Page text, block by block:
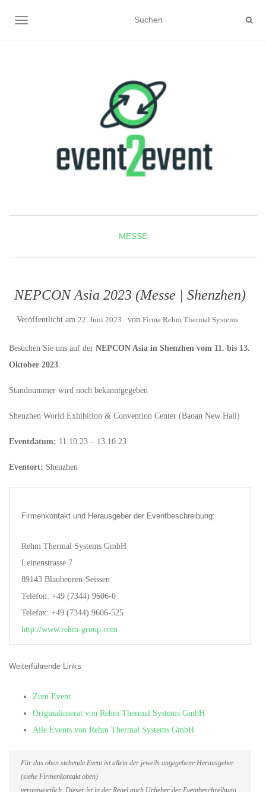
NAVIGATION UMSCHALTEN
MESSE
NEPCON Asia 2023 (Messe | Shenzhen)
Veröffentlicht am 22. Juni 2023 von Firma Rehm Thermal Systems
Besuchen Sie uns auf der NEPCON Asia in Shenzhen vom 11. bis 13.
Oktober 2023.
Standnummer wird noch bekanntgegeben
Shenzhen World Exhibition & Convention Center (Baoan New Hall)
Eventdatum: 11.10.23 – 13.10.23
Eventort: Shenzhen
Firmenkontakt und Herausgeber der Eventbeschreibung:
Rehm Thermal Systems GmbH
Leinenstrasse 7
89143 Blaubeuren-Seissen
Telefon: +49 (7344) 9606-0
Telefax: +49 (7344) 9606-525
http://www.rehm-group.com
Weiterführende Links
Zum Event
Originalinserat von Rehm Thermal Systems GmbH
Alle Events von Rehm Thermal Systems GmbH
Für das oben stehende Event ist allein der jeweils angegebene Herausgeber
(siehe Firmenkontakt oben)